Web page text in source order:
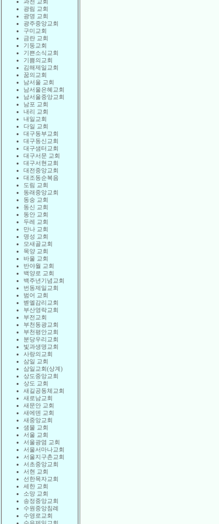
과천 교회
광림 교회
광명 교회
광주중앙교회
구미교회
금란 교회
기둥교회
기쁜소식교회
기쁨의교회
김해제일교회
꿈의교회
남서울 교회
남서울은혜교회
남서울중앙교회
남포 교회
내리 교회
내일교회
다일 교회
대구동부교회
대구동신교회
대구샘터교회
대구서문 교회
대구서현교회
대전중앙교회
대조동순복음
도림 교회
동래중앙교회
동숭 교회
동신 교회
동안 교회
두레 교회
만나 교회
명성 교회
모새골교회
목양 교회
바울 교회
반야월 교회
백양로 교회
백주년기념교회
번동제일교회
범어 교회
벧엘감리교회
부산영락교회
부전교회
부천동광교회
부천평안교회
분당우리교회
빛과생명교회
사랑의교회
삼일 교회
삼일교회(상계)
상도중앙교회
상도 교회
새길공동체교회
새로남교회
새문안 교회
새에덴 교회
새중앙교회
샘물 교회
서울 교회
서울광염 교회
서울서마나교회
서울지구촌교회
서초중앙교회
서현 교회
선한목자교회
세한 교회
소망 교회
송정중앙교회
수원중앙침례
수영로교회